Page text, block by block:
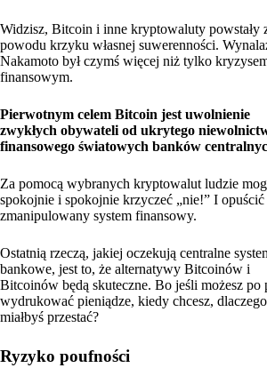
Widzisz, Bitcoin i inne kryptowaluty powstały
powodu krzyku własnej suwerenności.
Nakamoto był czymś więcej niż tylko
finansowym.
Pierwotnym celem Bitcoin jest uwolnienie
zwykłych obywateli od ukrytego
finansowego światowych banków
Za pomocą wybranych kryptowalut ludzie
spokojnie i spokojnie krzyczeć „nie!” I opuścić
zmanipulowany system finansowy.
Ostatnią rzeczą, jakiej oczekują centralne
bankowe, jest to, że alternatywy Bitcoinów i
Bitcoinów będą skuteczne. Bo jeśli możesz po
wydrukować pieniądze, kiedy chcesz, dlaczego
miałbyś przestać?
Ryzyko poufności